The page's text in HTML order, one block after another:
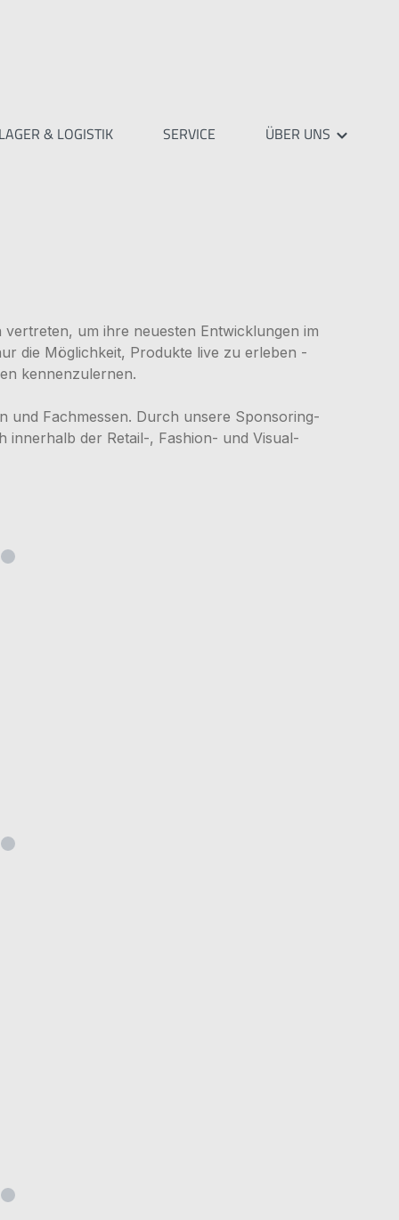
& LOGISTIK SERVICE
ÜBER UNS
um ihre neuesten Entwicklungen im
die Möglichkeit, Produkte live zu erleben -
kennenzulernen.
und Fachmessen. Durch unsere Sponsoring-
innerhalb der Retail-, Fashion- und Visual-